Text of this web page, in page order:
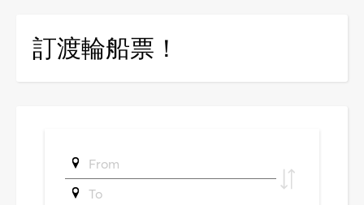
訂渡輪船票！